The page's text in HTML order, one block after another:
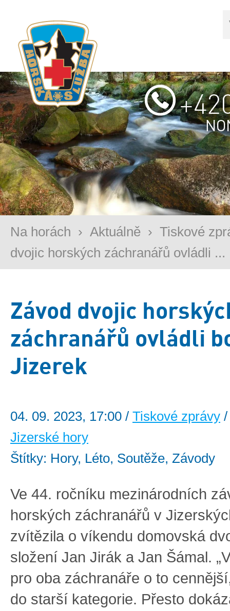
Na horách › Aktuálně › Tiskové
dvojic horských záchranářů ovládli ...
Závod dvojic
záchranářů ovládli
Jizerek
04. 09. 2023, 17:00 / Tiskové zprávy
Jizerské hory
Štítky: Hory, Léto, Soutěže, Závody
Ve 44. ročníku mezinárodních
horských záchranářů v
zvítězila o víkendu domovská
složení Jan Jirák a Jan Šámal.
pro oba záchranáře o to
do starší kategorie. Přesto